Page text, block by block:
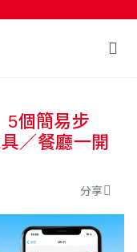
個簡易步
／餐廳一開
分享